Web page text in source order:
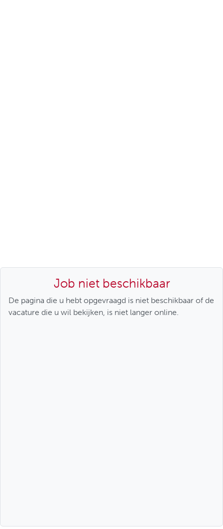
Job niet beschikbaar
De pagina die u hebt opgevraagd is niet beschikbaar of de
vacature die u wil bekijken, is niet langer online.